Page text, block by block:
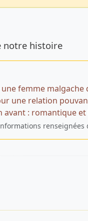
notre histoire
femme malgache
une relation
avant : romantique
renseignées